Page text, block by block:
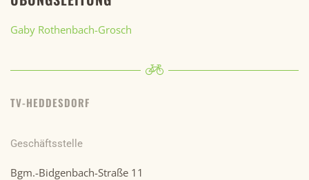
Gaby Rothenbach-Grosch
TV-HEDDESDORF
Geschäftsstelle
Bgm.-Bidgenbach-Straße 11